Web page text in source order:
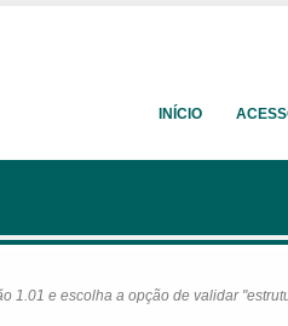
INÍCIO
1.01 e escolha a opção de validar